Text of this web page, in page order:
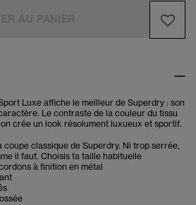
Luxe affiche le meilleur de Superdry : son
Le contraste de la couleur du tissu
crée un look résolument luxueux et sportif.
classique de Superdry. Ni trop serrée,
il faut. Choisis ta taille habituelle
à finition en métal